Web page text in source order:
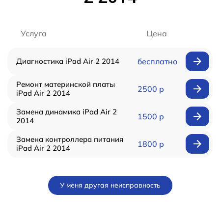
Услуга Цена
Диагностика iPad Air 2 2014 бесплатно
Ремонт материнской платы
iPad Air 2 2014
2500 р
Замена динамика iPad Air 2
2014
1500 р
Замена контроллера питания
iPad Air 2 2014
1800 р
У меня другая неисправность